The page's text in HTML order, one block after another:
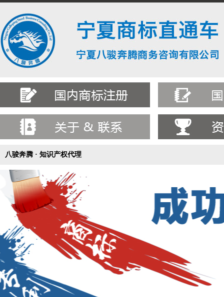
八骏奔腾 · 知识产权代理